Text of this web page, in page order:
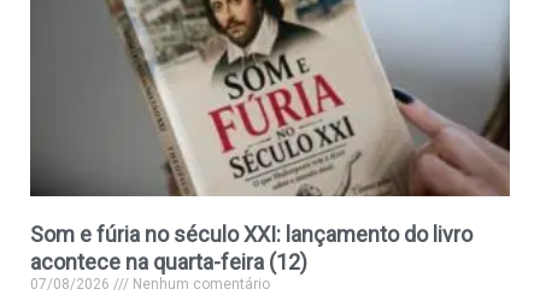
Som e fúria no século XXI: lançamento do livro
acontece na quarta-feira (12)
07/08/2026 Nenhum comentário